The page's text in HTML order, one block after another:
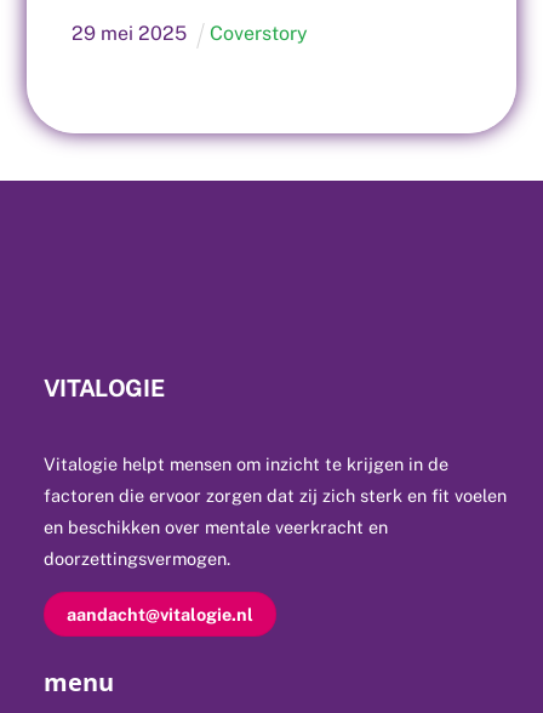
29 mei 2025 Coverstory
VITALOGIE
Vitalogie helpt mensen om inzicht te krijgen in de
factoren die ervoor zorgen dat zij zich sterk en fit voelen
en beschikken over mentale veerkracht en
doorzettingsvermogen.
aandacht@vitalogie.nl
menu